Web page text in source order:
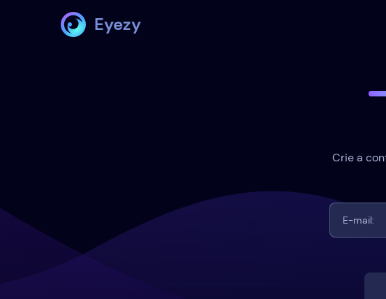
Eyezy
Crie a